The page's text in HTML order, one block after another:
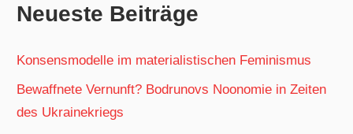
Neueste Beiträge
Konsensmodelle im materialistischen Feminismus
Bewaffnete Vernunft? Bodrunovs Noonomie in Zeiten
des Ukrainekriegs